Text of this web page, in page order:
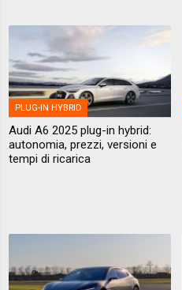
PLUG-IN HYBRID
Audi A6 2025 plug-in hybrid:
autonomia, prezzi, versioni e
tempi di ricarica